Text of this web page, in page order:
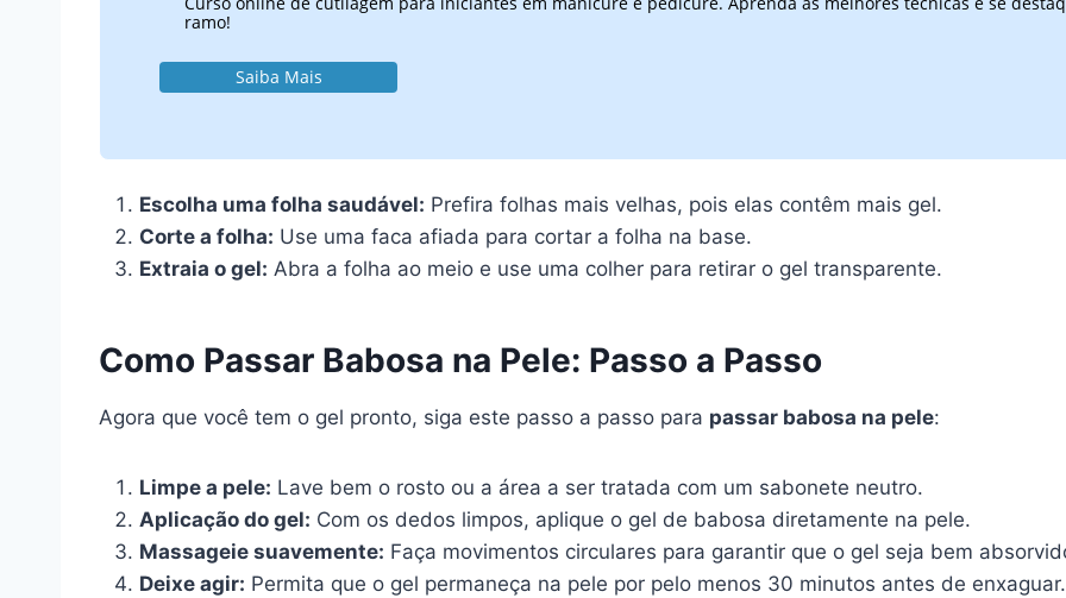
ramo!
Saiba Mais
Escolha uma folha saudável: Prefira folhas mais velhas, pois elas contêm mais gel.
Corte a folha: Use uma faca afiada para cortar a folha na base.
Extraia o gel: Abra a folha ao meio e use uma colher para retirar o gel transparente.
Como Passar Babosa na Pele: Passo a Passo
Agora que você tem o gel pronto, siga este passo a passo para passar babosa na pele:
Limpe a pele: Lave bem o rosto ou a área a ser tratada com um sabonete neutro.
Aplicação do gel: Com os dedos limpos, aplique o gel de babosa diretamente na pele.
Massageie suavemente: Faça movimentos circulares para garantir que o gel seja bem
Deixe agir: Permita que o gel permaneça na pele por pelo menos 30 minutos antes de enxaguar.